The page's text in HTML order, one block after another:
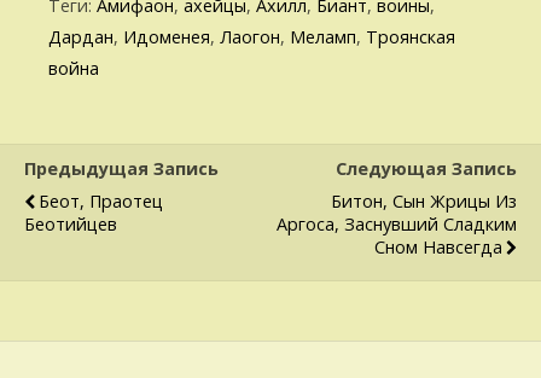
Теги: Амифаон, ахейцы, Ахилл, Биант, воины,
Дардан, Идоменея, Лаогон, Меламп, Троянская
война
Предыдущая Запись
Беот, Праотец
Беотийцев
Следующая Запись
Битон, Сын Жрицы Из
Аргоса, Заснувший Сладким
Сном Навсегда